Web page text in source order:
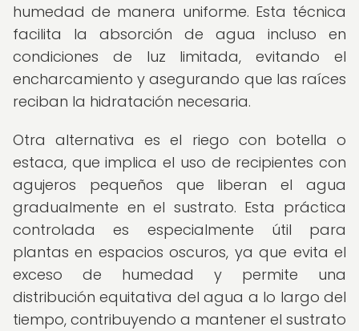
humedad de manera uniforme. Esta técnica
facilita la absorción de agua incluso en
condiciones de luz limitada, evitando el
encharcamiento y asegurando que las raíces
reciban la hidratación necesaria.
Otra alternativa es el riego con botella o
estaca, que implica el uso de recipientes con
agujeros pequeños que liberan el agua
gradualmente en el sustrato. Esta práctica
controlada es especialmente útil para
plantas en espacios oscuros, ya que evita el
exceso de humedad y permite una
distribución equitativa del agua a lo largo del
tiempo, contribuyendo a mantener el sustrato